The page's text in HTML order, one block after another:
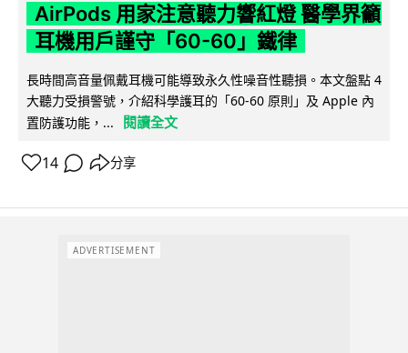
AirPods 用家注意聽力響紅燈 醫學界籲
耳機用戶謹守「60-60」鐵律
長時間高音量佩戴耳機可能導致永久性噪音性聽損。本文盤點 4
大聽力受損警號，介紹科學護耳的「60-60 原則」及 Apple 內
置防護功能，...
閱讀全文
14 分享
ADVERTISEMENT